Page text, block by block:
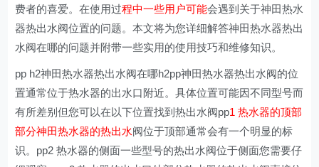
费者的喜爱。在使用过程中一些用户可能会遇到关于神田热水
器热出水阀位置的问题。本文将为您详细解答神田热水器热出
水阀在哪的问题并附带一些实用的使用技巧和维修知识。
pp h2神田热水器热出水阀在哪h2pp神田热水器热出水阀的位
置通常位于热水器的出水口附近。具体位置可能因不同型号而
有所差别但您可以在以下位置找到热出水阀pp1 热水器的顶部
部分神田热水器的热出水阀位于顶部通常会有一个明显的标
识。pp2 热水器的侧面一些型号的热出水阀位于侧面您需要仔